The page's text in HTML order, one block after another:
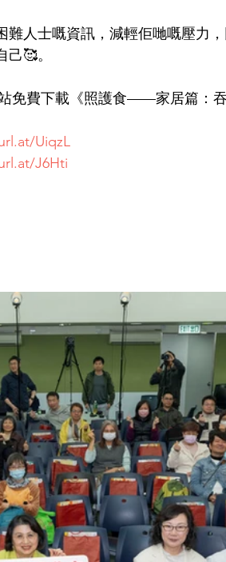
人士嘅資訊，減輕佢哋嘅壓力
🥰。
免費下載《照護食——家居篇：
UiqzL
J6Hti